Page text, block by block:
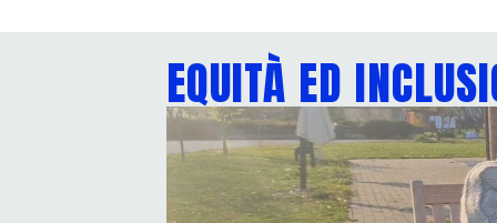
EQUITÀ ED